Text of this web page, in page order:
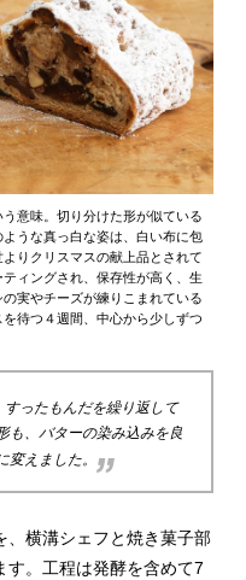
意味。切り分けた形が似ている
うな真っ白な姿は、白い布に包
りクリスマスの献上品とされて
ィングされ、保存性が高く、生
実やチーズが練りこまれている
待つ４週間、中心から少しずつ
ったもんだを繰り返して
も、バターの染み込みを良
変えました。
、横溝シェフと焼き菓子部
す。工程は発酵を含めて7